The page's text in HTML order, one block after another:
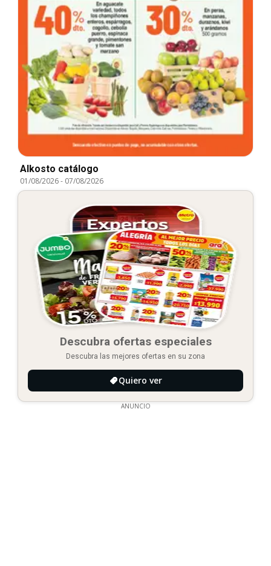
Alkosto catálogo
01/08/2026- 07/08/2026
Descubra ofertas especiales
Descubra las mejores ofertas en su zona
Quiero ver
ANUNCIO